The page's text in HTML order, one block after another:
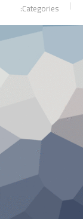
Categories: